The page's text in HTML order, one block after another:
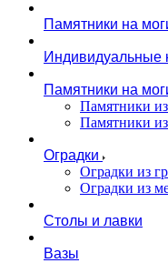
Памятники на
Индивидуальные
Памятники на
Памятники
Памятники
Оградки
Оградки из
Оградки из
Столы и лавки
Вазы